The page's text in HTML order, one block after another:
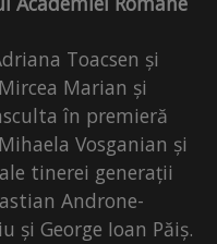
Toacsen și
Marian și
în premieră
Vosganian și
tinerei generații
Androne-
și George Ioan Păiș.